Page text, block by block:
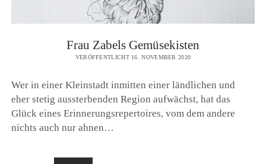
Frau Zabels Gemüsekisten
VERÖFFENTLICHT 16. NOVEMBER 2020
Wer in einer Kleinstadt inmitten einer ländlichen und
eher stetig aussterbenden Region aufwächst, hat das
Glück eines Erinnerungsrepertoires, vom dem andere
nichts auch nur ahnen…